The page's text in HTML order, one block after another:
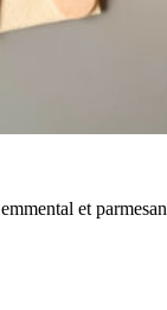
et parmesan